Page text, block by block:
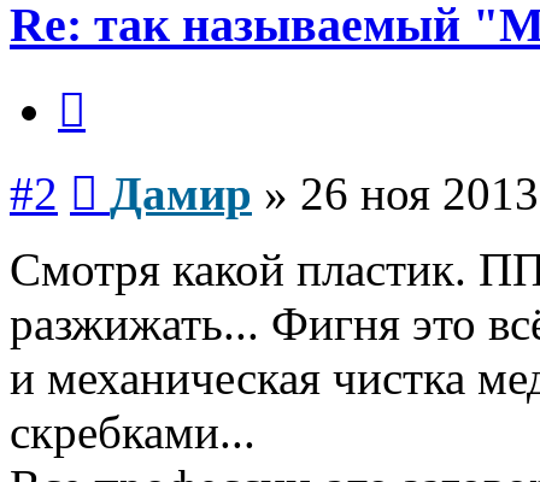
Re: так называемый
#2 Дамир » 26 ноя
Смотря какой пластик.
разжижать... Фигня это
и механическая чистка
скребками...